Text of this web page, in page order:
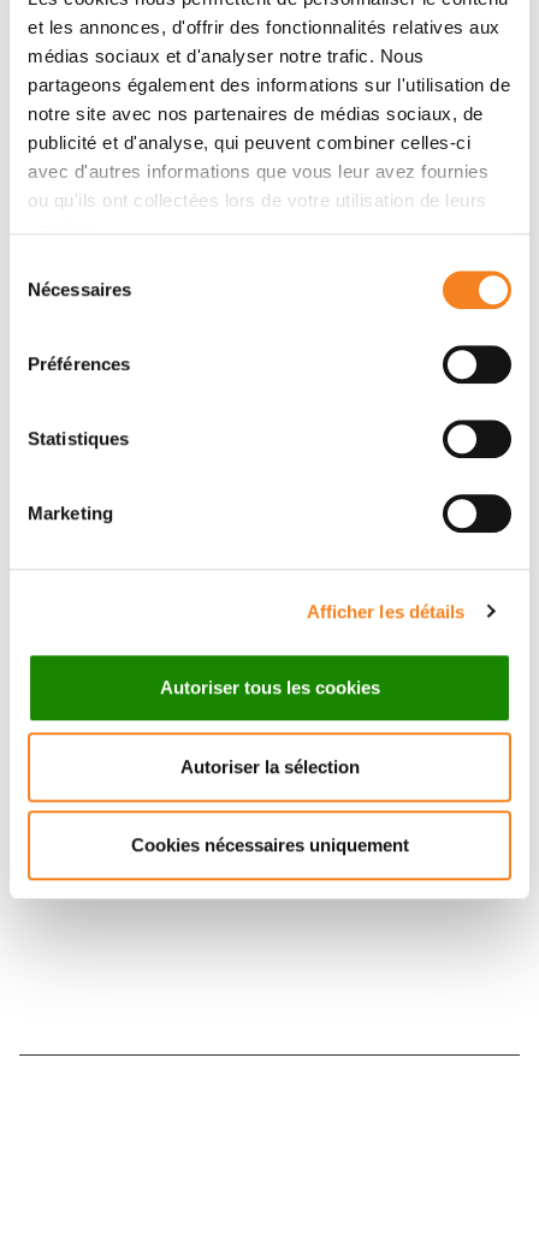
et les annonces, d'offrir des fonctionnalités relatives aux
médias sociaux et d'analyser notre trafic. Nous
partageons également des informations sur l'utilisation de
notre site avec nos partenaires de médias sociaux, de
publicité et d'analyse, qui peuvent combiner celles-ci
avec d'autres informations que vous leur avez fournies
ou qu'ils ont collectées lors de votre utilisation de leurs
Nécessaires
Préférences
Statistiques
Marketing
Afficher les détails
Autoriser tous les cookies
Autoriser la sélection
Cookies nécessaires uniquement
Auteurs
Alice Bernard-Tessier, Emmanuelle Jeannot, David
Guenat, Alice Debernardi, Marc Michel, Charlotte
Proudhon, Anne Vincent-Salomon, Ivan Bièche, Jean-
Yves Pierga, Bruno Buecher, Aurélia Meurisse, Éric
Vendrely, Emmanuelle Samalin, Farid El Hajbi, Nabil
Baba-Hamed, Christophe Borg, François-Clément
Suivez l'Institut Curie
Retrouvez notre actualité sur les réseaux
sociaux et en vous inscrivant à notre newsletter.
Inscrivez-vous à la newsletter